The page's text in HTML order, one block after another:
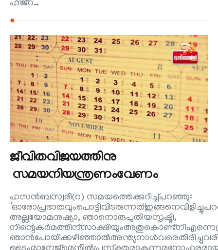
ഹിജ്‌റ…
●
ജീവിതവിജയത്തിനു
സമയനിയന്ത്രണംവേണം
ഹസൻബസ്വരി(റ) സമയത്തെക്കുറിച്ച്പറഞ്ഞു:
അല്ലയോമനുഷ്യാ, ഞാനൊരുപുതിയസൃഷ്ടി,